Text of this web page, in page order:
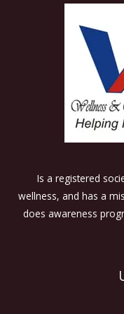
Is a registered
wellness, and has a
does awareness